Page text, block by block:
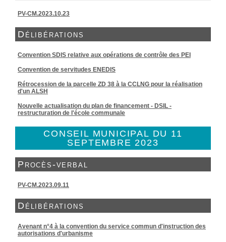
PV-CM.2023.10.23
Délibérations
Convention SDIS relative aux opérations de contrôle des PEI
Convention de servitudes ENEDIS
Rétrocession de la parcelle ZD 38 à la CCLNG pour la réalisation
d'un ALSH
Nouvelle actualisation du plan de financement - DSIL -
restructuration de l'école communale
CONSEIL MUNICIPAL DU 11
SEPTEMBRE 2023
Procès-verbal
PV-CM.2023.09.11
Délibérations
Avenant n°4 à la convention du service commun d'instruction des
autorisations d'urbanisme